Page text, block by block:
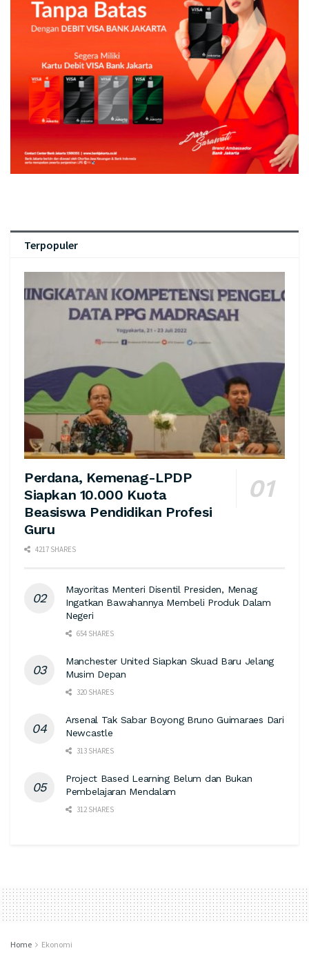
Terpopuler
Perdana, Kemenag-LPDP
Siapkan 10.000 Kuota
Beasiswa Pendidikan Profesi
Guru
4217 SHARES
Mayoritas Menteri Disentil Presiden, Menag
Ingatkan Bawahannya Membeli Produk Dalam
Negeri
654 SHARES
Manchester United Siapkan Skuad Baru Jelang
Musim Depan
320 SHARES
Arsenal Tak Sabar Boyong Bruno Guimaraes Dari
Newcastle
313 SHARES
Project Based Learning Belum dan Bukan
Pembelajaran Mendalam
312 SHARES
Home Ekonomi